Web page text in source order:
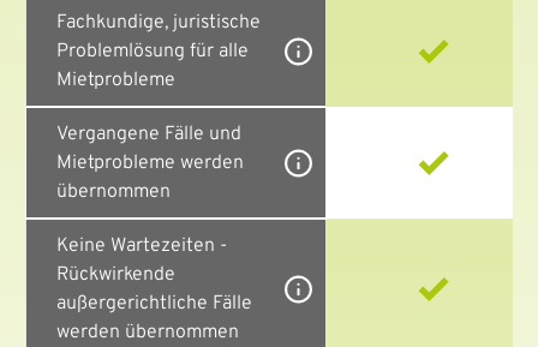
Fachkundige, juristische
Problemlösung für alle
Mietprobleme
Vergangene Fälle und
Mietprobleme werden
übernommen
Keine Wartezeiten -
Rückwirkende
außergerichtliche Fälle
werden übernommen